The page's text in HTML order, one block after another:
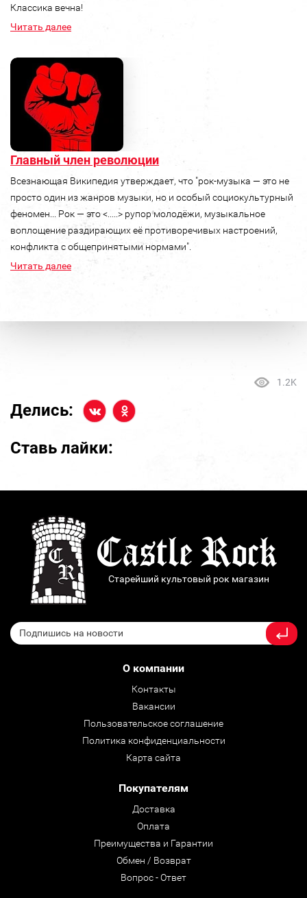
Классика вечна!
Читать далее
Главный член революции
Всезнающая Википедия утверждает, что "рок-музыка — это не
просто один из жанров музыки, но и особый социокультурный
феномен... Рок — это <.....> рупор молодёжи, музыкальное
воплощение раздирающих её противоречивых настроений,
конфликта с общепринятыми нормами".
Читать далее
1.2K
Делись:
Ставь лайки:
Старейший культовый рок магазин
О компании
Контакты
Вакансии
Пользовательское соглашение
Политика конфиденциальности
Карта сайта
Покупателям
Доставка
Оплата
Преимущества и Гарантии
Обмен / Возврат
Вопрос - Ответ